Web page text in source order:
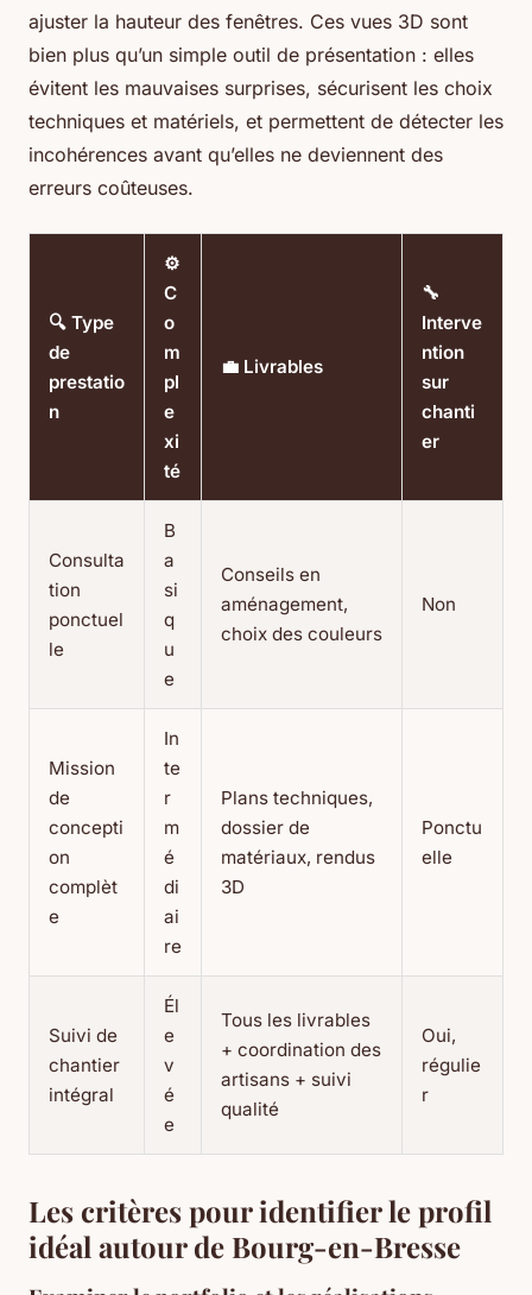
ajuster la hauteur des fenêtres. Ces vues 3D sont
bien plus qu’un simple outil de présentation : elles
évitent les mauvaises surprises, sécurisent les choix
techniques et matériels, et permettent de détecter les
incohérences avant qu’elles ne deviennent des
erreurs coûteuses.
🔍 Type
de
prestatio
n
⚙️
C
o
m
pl
e
xi
té
💼 Livrables
🔧
Interve
ntion
sur
chanti
er
Consulta
tion
ponctuel
le
B
a
si
q
u
e
Conseils en
aménagement,
choix des couleurs
Non
Mission
de
concepti
on
complèt
e
In
te
r
m
é
di
ai
re
Plans techniques,
dossier de
matériaux, rendus
3D
Ponctu
elle
Suivi de
chantier
intégral
Él
e
v
é
e
Tous les livrables
+ coordination des
artisans + suivi
qualité
Oui,
régulie
r
Les critères pour identifier le profil
idéal autour de Bourg-en-Bresse